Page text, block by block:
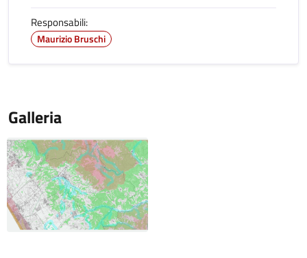
Responsabili:
Maurizio Bruschi
Galleria